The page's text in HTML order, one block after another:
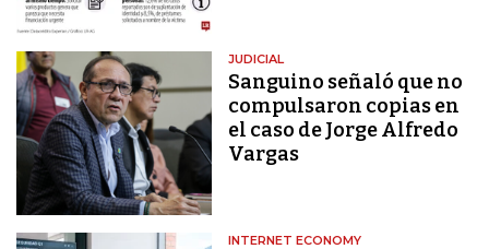
JUDICIAL
Sanguino señaló que no
compulsaron copias en
el caso de Jorge Alfredo
Vargas
INTERNET ECONOMY